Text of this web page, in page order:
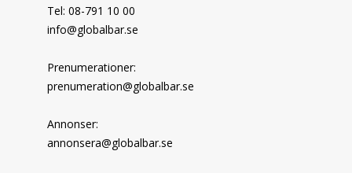
Tel: 08-791 10 00
info@globalbar.se
Prenumerationer:
prenumeration@globalbar.se
Annonser:
annonsera@globalbar.se